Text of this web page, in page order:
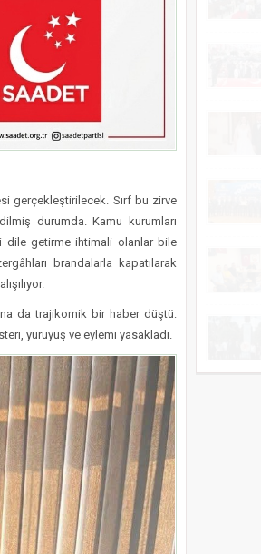
gerçekleştirilecek. Sırf bu zirve
durumda. Kamu kurumları
dile getirme ihtimali olanlar bile
brandalarla kapatılarak
da trajikomik bir haber düştü:
yürüyüş ve eylemi yasakladı.